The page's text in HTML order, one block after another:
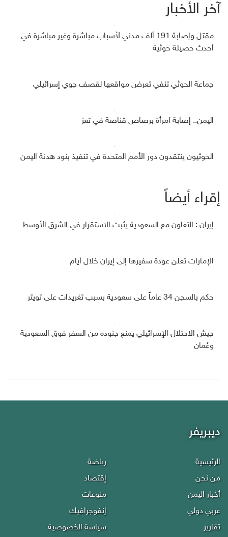
آخر الأخبار
مقتل وإصابة 191 ألف مدني لأسباب مباشرة وغير مباشرة في
أحدث حصيلة حوثية
جماعة الحوثي تنفي تعرض مواقعها لقصف جوي إسرائيلي
اليمن.. إصابة امرأة برصاص قناصة في تعز
الحوثيون ينتقدون دور الأمم المتحدة في تنفيذ بنود هدنة اليمن
إقراء أيضاً
إيران : التعاون مع السعودية يثبت الاستقرار في الشرق الأوسط
الإمارات تعلن عودة سفيرها إلى إيران خلال أيام
حكم بالسجن 34 عاماً على سعودية بسبب تغريدات على تويتر
جيش الاحتلال الإسرائيلي يمنع جنوده من السفر فوق السعودية
وعُمان
ديبريفر
الرئيسية
من نحن
أخبار اليمن
عربي دولي
تقارير
رياضة
إقتصاد
منوعات
إنفوجرافيك
سياسة الخصوصية